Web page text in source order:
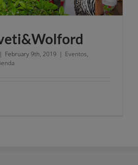
| February 9th, 2019 | Eventos,